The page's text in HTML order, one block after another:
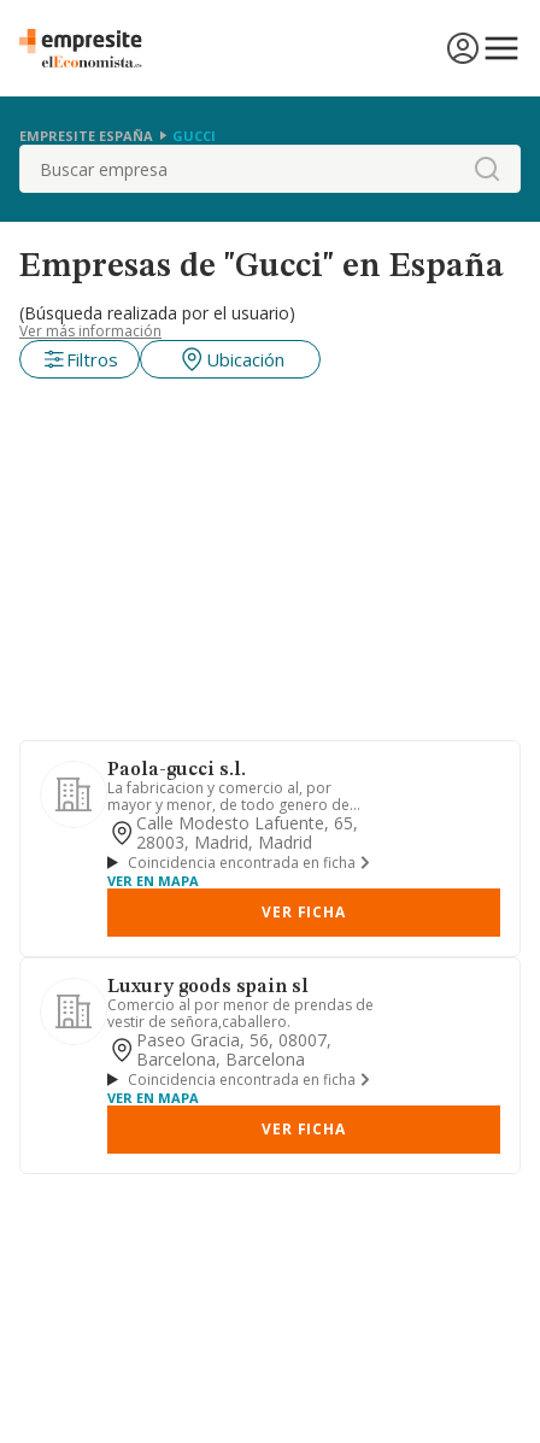
EMPRESITE ESPAÑA GUCCI
Buscar
Empresas de "Gucci" en España
(Búsqueda realizada por el usuario)
Ver más información
Filtros Ubicación
Paola-gucci s.l.
La fabricacion y comercio al, por
mayor y menor, de todo genero de
confecciones y articulos de piel...
Calle Modesto Lafuente, 65,
28003, Madrid, Madrid
Coincidencia encontrada en ficha
VER EN MAPA
VER FICHA
Luxury goods spain sl
Comercio al por menor de prendas de
vestir de señora,caballero.
Paseo Gracia, 56, 08007,
Barcelona, Barcelona
Coincidencia encontrada en ficha
VER EN MAPA
VER FICHA